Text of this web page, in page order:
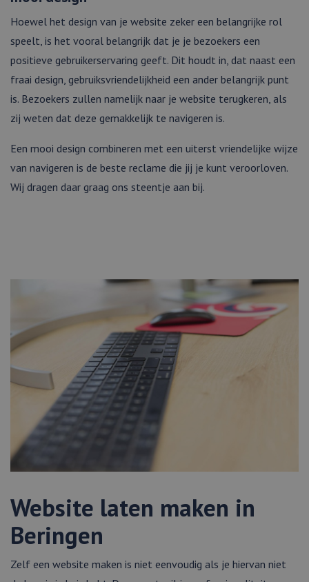
Hoewel het design van je website zeker een belangrijke rol
speelt, is het vooral belangrijk dat je je bezoekers een
positieve gebruikerservaring geeft. Dit houdt in, dat naast een
fraai design, gebruiksvriendelijkheid een ander belangrijk punt
is. Bezoekers zullen namelijk naar je website terugkeren, als
zij weten dat deze gemakkelijk te navigeren is.
Een mooi design combineren met een uiterst vriendelijke wijze
van navigeren is de beste reclame die jij je kunt veroorloven.
Wij dragen daar graag ons steentje aan bij.
Website laten maken in
Beringen
Zelf een website maken is niet eenvoudig als je hiervan niet